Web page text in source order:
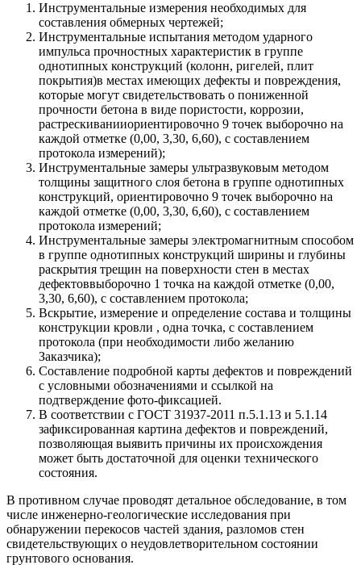
Инструментальные измерения необходимых для
составления обмерных чертежей;
Инструментальные испытания методом ударного
импульса прочностных характеристик в группе
однотипных конструкций (колонн, ригелей, плит
покрытия)в местах имеющих дефекты и повреждения,
которые могут свидетельствовать о пониженной
прочности бетона в виде пористости, коррозии,
растрескиванииориентировочно 9 точек выборочно на
каждой отметке (0,00, 3,30, 6,60), с составлением
протокола измерений);
Инструментальные замеры ультразвуковым методом
толщины защитного слоя бетона в группе однотипных
конструкций, ориентировочно 9 точек выборочно на
каждой отметке (0,00, 3,30, 6,60), с составлением
протокола измерений;
Инструментальные замеры электромагнитным способом
в группе однотипных конструкций ширины и глубины
раскрытия трещин на поверхности стен в местах
дефектоввыборочно 1 точка на каждой отметке (0,00,
3,30, 6,60), с составлением протокола;
Вскрытие, измерение и определение состава и толщины
конструкции кровли , одна точка, с составлением
протокола (при необходимости либо желанию
Заказчика);
Составление подробной карты дефектов и повреждений
с условными обозначениями и ссылкой на
подтверждение фото-фиксацией.
В соответствии с ГОСТ 31937-2011 п.5.1.13 и 5.1.14
зафиксированная картина дефектов и повреждений,
позволяющая выявить причины их происхождения
может быть достаточной для оценки технического
состояния.
В противном случае проводят детальное обследование, в том
числе инженерно-геологические исследования при
обнаружении перекосов частей здания, разломов стен
свидетельствующих о неудовлетворительном состоянии
грунтового основания.